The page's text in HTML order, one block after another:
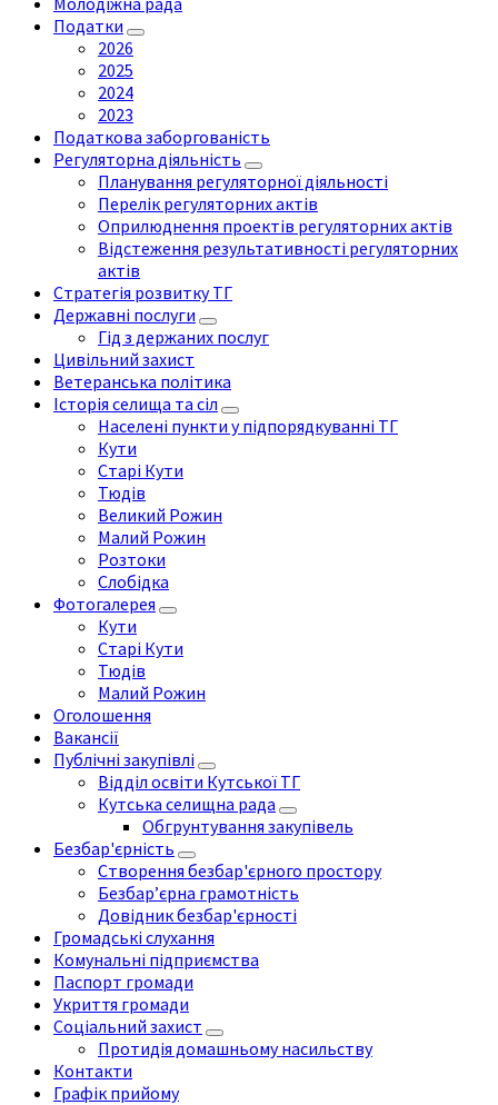
Податки
2026
2025
2024
2023
Податкова заборгованість
Регуляторна діяльність
Планування регуляторної діяльності
Перелік регуляторних актів
Оприлюднення проектів регуляторних актів
Відстеження результативності регуляторних
актів
Стратегія розвитку ТГ
Державні послуги
Гід з держаних послуг
Цивільний захист
Ветеранська політика
Історія селища та сіл
Населені пункти у підпорядкуванні ТГ
Кути
Старі Кути
Тюдів
Великий Рожин
Малий Рожин
Розтоки
Слобідка
Фотогалерея
Кути
Старі Кути
Тюдів
Малий Рожин
Оголошення
Вакансії
Публічні закупівлі
Відділ освіти Кутської ТГ
Кутська селищна рада
Обгрунтування закупівель
Безбар'єрність
Створення безбар'єрного простору
Безбар’єрна грамотність
Довідник безбар'єрності
Громадські слухання
Комунальні підприємства
Паспорт громади
Укриття громади
Соціальний захист
Протидія домашньому насильству
Контакти
Графік прийому